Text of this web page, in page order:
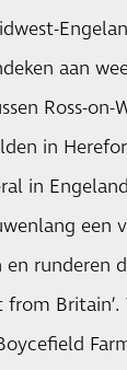
aan
Ross-on-
in
in
een
runderen
from